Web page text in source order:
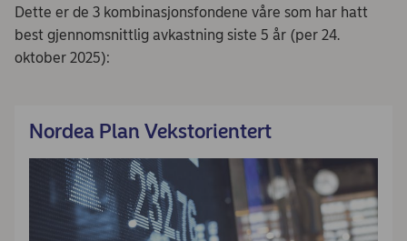
Dette er de 3 kombinasjonsfondene våre som har hatt
best gjennomsnittlig avkastning siste 5 år (per 24.
oktober 2025):
Nordea Plan Vekstorientert